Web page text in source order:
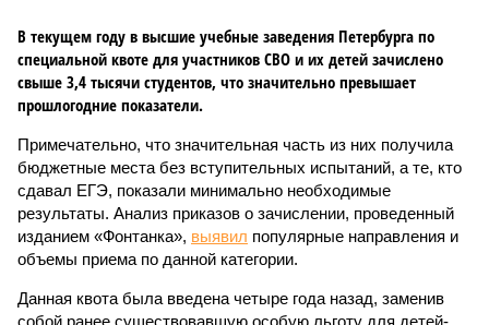
В текущем году в высшие учебные заведения Петербурга по
специальной квоте для участников СВО и их детей зачислено
свыше 3,4 тысячи студентов, что значительно превышает
прошлогодние показатели.
Примечательно, что значительная часть из них получила
бюджетные места без вступительных испытаний, а те, кто
сдавал ЕГЭ, показали минимально необходимые
результаты. Анализ приказов о зачислении, проведенный
изданием «Фонтанка», выявил популярные направления и
объемы приема по данной категории.
Данная квота была введена четыре года назад, заменив
собой ранее существовавшую особую льготу для детей-